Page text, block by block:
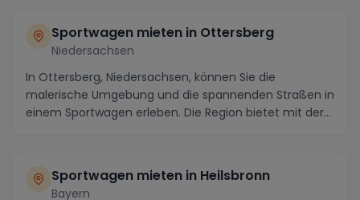
Sportwagen mieten in Ottersberg
Niedersachsen
In Ottersberg, Niedersachsen, können Sie die
malerische Umgebung und die spannenden Straßen in
einem Sportwagen erleben. Die Region bietet mit der
Sportwagen mieten in Heilsbronn
Bayern